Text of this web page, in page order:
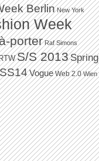
Berlin New York
Week
porter Raf Simons
S/S 2013Spring
SS14Vogue Web 2.0 Wien